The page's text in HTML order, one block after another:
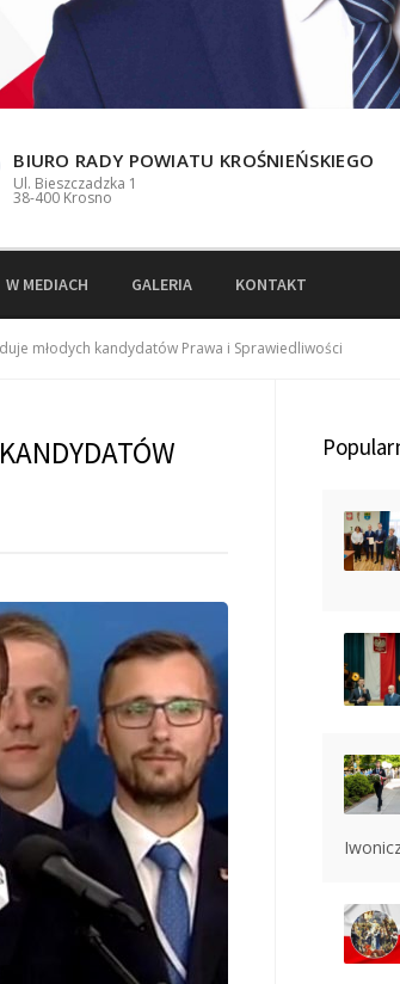
BIURO RADY POWIATU KROŚNIEŃSKIEGO
Ul. Bieszczadzka 1
38-400 Krosno
W MEDIACH GALERIA KONTAKT
młodych kandydatów Prawa i Sprawiedliwości